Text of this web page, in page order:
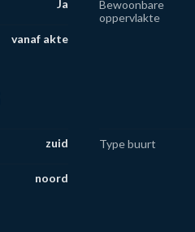
Ja
Bewoonbare
oppervlakte
vanaf akte
zuid Type buurt
noord